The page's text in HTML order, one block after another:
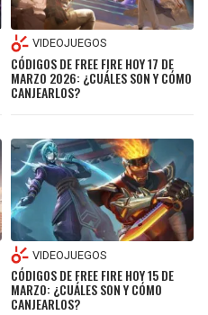
VIDEOJUEGOS
CÓDIGOS DE FREE FIRE HOY 17 DE
MARZO 2026: ¿CUÁLES SON Y CÓMO
CANJEARLOS?
VIDEOJUEGOS
CÓDIGOS DE FREE FIRE HOY 15 DE
MARZO: ¿CUÁLES SON Y CÓMO
CANJEARLOS?